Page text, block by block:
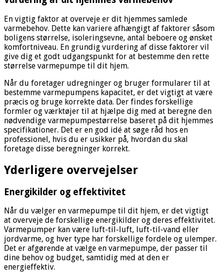
En vigtig faktor at overveje er dit hjemmes samlede
varmebehov. Dette kan variere afhængigt af faktorer såsom
boligens størrelse, isoleringsevne, antal beboere og ønsket
komfortniveau. En grundig vurdering af disse faktorer vil
give dig et godt udgangspunkt for at bestemme den rette
størrelse varmepumpe til dit hjem.
Når du foretager udregninger og bruger formularer til at
bestemme varmepumpens kapacitet, er det vigtigt at være
præcis og bruge korrekte data. Der findes forskellige
formler og værktøjer til at hjælpe dig med at beregne den
nødvendige varmepumpestørrelse baseret på dit hjemmes
specifikationer. Det er en god idé at søge råd hos en
professionel, hvis du er usikker på, hvordan du skal
foretage disse beregninger korrekt.
Yderligere overvejelser
Energikilder og effektivitet
Når du vælger en varmepumpe til dit hjem, er det vigtigt
at overveje de forskellige energikilder og deres effektivitet.
Varmepumper kan være luft-til-luft, luft-til-vand eller
jordvarme, og hver type har forskellige fordele og ulemper.
Det er afgørende at vælge en varmepumpe, der passer til
dine behov og budget, samtidig med at den er
energieffektiv.